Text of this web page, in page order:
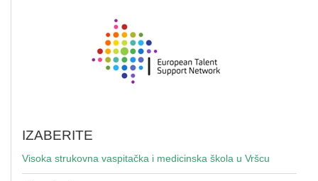
IZABERITE
Visoka strukovna vaspitačka i medicinska škola u Vršcu